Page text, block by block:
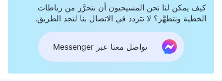
كيف يمكن لنا نحن المسيحيون أن نتحرَّر من رباطات
الخطية ونتطهَّر؟ لا تتردد في الاتصال بنا لتجد الطريق.
تواصل معنا عبر Messenger